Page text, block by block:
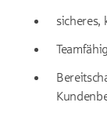
sicheres,